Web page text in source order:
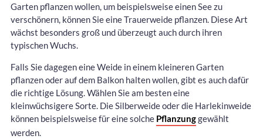
Garten pflanzen wollen, um beispielsweise einen See zu
verschönern, können Sie eine Trauerweide pflanzen. Diese Art
wächst besonders groß und überzeugt auch durch ihren
typischen Wuchs.
Falls Sie dagegen eine Weide in einem kleineren Garten
pflanzen oder auf dem Balkon halten wollen, gibt es auch dafür
die richtige Lösung. Wählen Sie am besten eine
kleinwüchsigere Sorte. Die Silberweide oder die Harlekinweide
können beispielsweise für eine solche Pflanzunggewählt
werden.